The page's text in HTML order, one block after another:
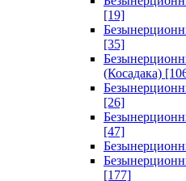
[19]
[35]
(Косадака)
[26]
[47]
[177]